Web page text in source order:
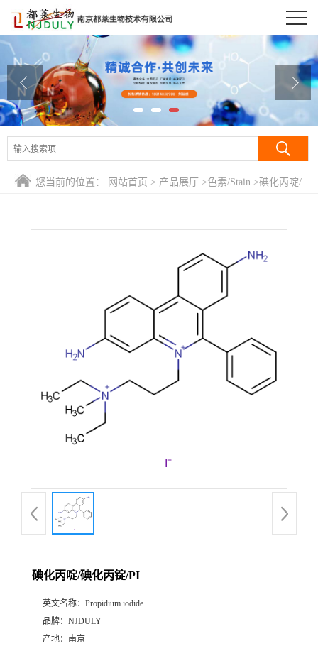
公司首页
公司介绍
公司动态
产品展厅
证书荣誉
您当前的位置： 网站首页 > 产品展厅 >色素/Stain >碘化丙啶/
碘化丙啶/碘化丙锭/PI
英文名称： Propidium iodide
品牌： NJDULY
产地： 南京